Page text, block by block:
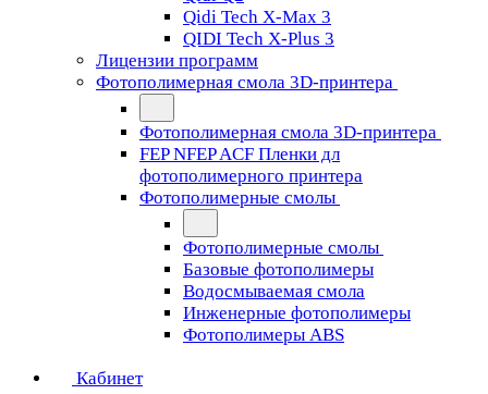
Qidi Tech X-Max 3
QIDI Tech X-Plus 3
Лицензии программ
Фотополимерная смола 3D-принтера
Фотополимерная смола 3D-принтера
FEP NFEP ACF Пленки дл
фотополимерного принтера
Фотополимерные смолы
Фотополимерные смолы
Базовые фотополимеры
Водосмываемая смола
Инженерные фотополимеры
Фотополимеры ABS
Кабинет